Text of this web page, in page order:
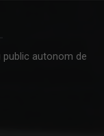
public autonom de